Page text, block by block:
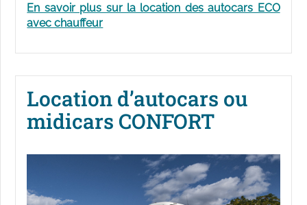
En savoir plus sur la location des autocars ECO
avec chauffeur
Location d’autocars ou
midicars CONFORT